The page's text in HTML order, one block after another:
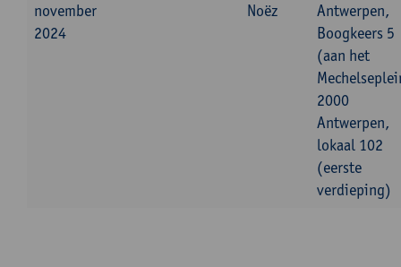
november
2024
Noëz
Antwerpen,
Boogkeers 5
(aan het
2000
Antwerpen,
lokaal 102
(eerste
verdieping)